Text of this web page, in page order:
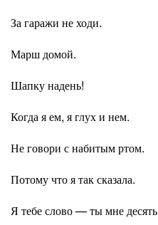
За гаражи не ходи.
Марш домой.
Шапку надень!
Когда я ем, я глух и нем.
Не говори с набитым ртом.
Потому что я так сказала.
Я тебе слово — ты мне